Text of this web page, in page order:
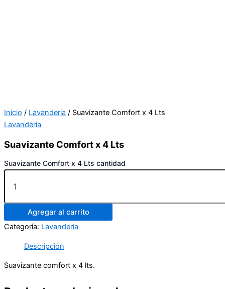
Inicio / Lavanderia / Suavizante Comfort x 4 Lts
Lavanderia
Suavizante Comfort x 4 Lts
Suavizante Comfort x 4 Lts cantidad
Agregar al carrito
Categoría: Lavanderia
Descripción
Suavizante comfort x 4 lts.